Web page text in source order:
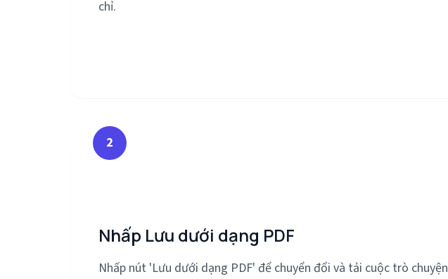
chỉ.
2
Nhấp Lưu dưới dạng PDF
Nhấp nút 'Lưu dưới dạng PDF' để chuyển đổi và tải cuộc trò chuyện